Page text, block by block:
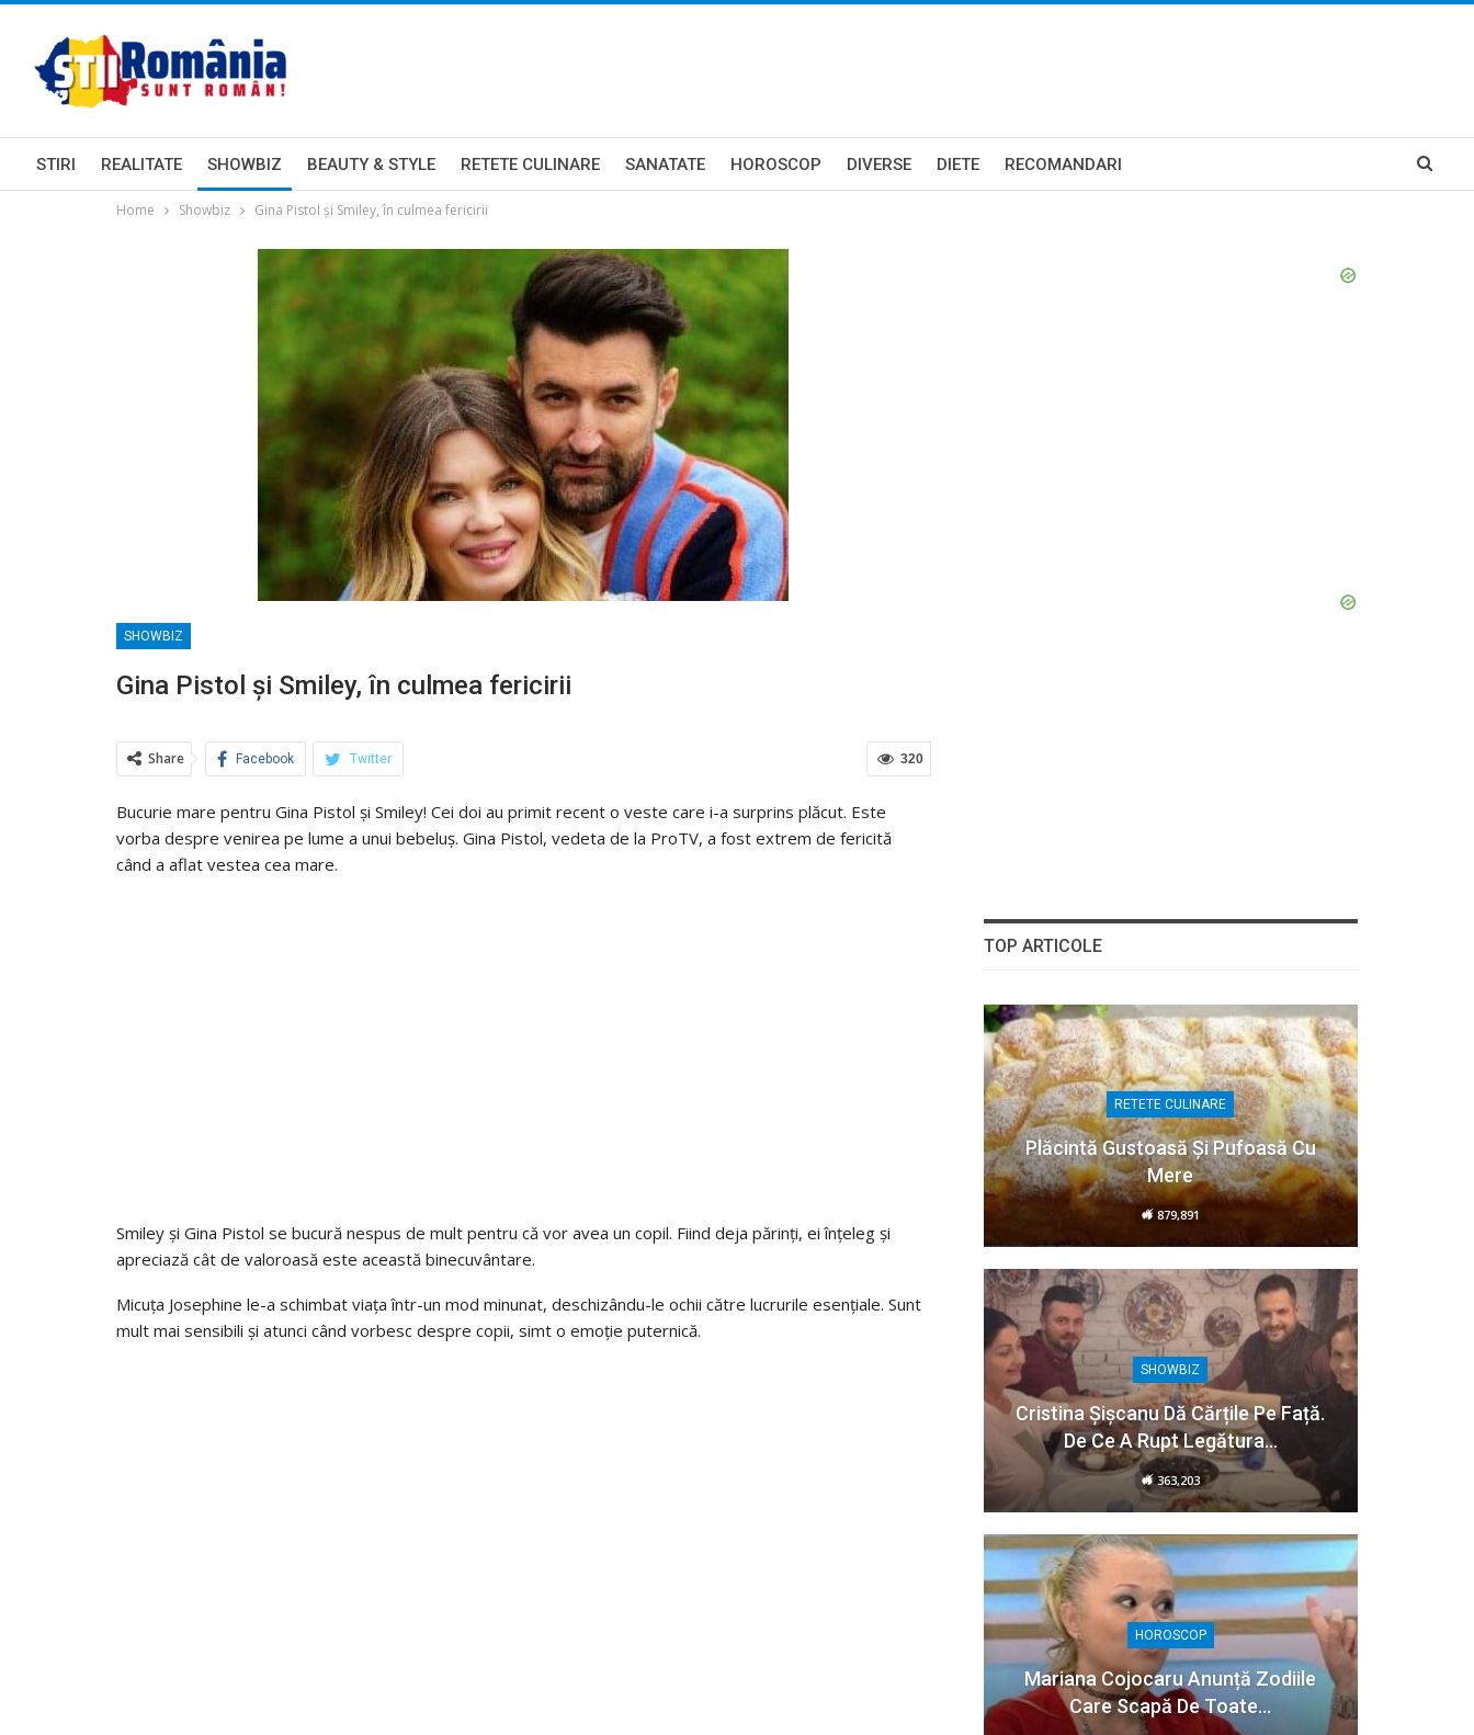
STIRI REALITATE SHOWBIZ BEAUTY & STYLE RETETE CULINARE SANATATE HOROSCOP DIVERSE DIETE RECOMANDARI
Home Showbiz Gina Pistol și Smiley, în culmea fericirii
SHOWBIZ
Gina Pistol și Smiley, în culmea fericirii
320
Share Facebook Twitter
Bucurie mare pentru Gina Pistol și Smiley! Cei doi au primit recent o veste care i-a surprins plăcut. Este
vorba despre venirea pe lume a unui bebeluș. Gina Pistol, vedeta de la ProTV, a fost extrem de fericită
când a aflat vestea cea mare.
Smiley și Gina Pistol se bucură nespus de mult pentru că vor avea un copil. Fiind deja părinți, ei înțeleg și
apreciază cât de valoroasă este această binecuvântare.
Micuța Josephine le-a schimbat viața într-un mod minunat, deschizându-le ochii către lucrurile esențiale. Sunt
mult mai sensibili și atunci când vorbesc despre copii, simt o emoție puternică.
TOP ARTICOLE
RETETE CULINARE
Plăcintă Gustoasă Și Pufoasă Cu
Mere
879,891
SHOWBIZ
Cristina Șișcanu Dă Cărțile Pe Față.
De Ce A Rupt Legătura…
363,203
HOROSCOP
Mariana Cojocaru Anunță Zodiile
Care Scapă De Toate…